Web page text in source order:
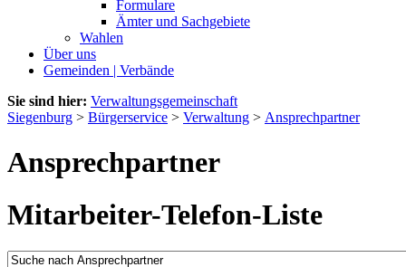
Formulare
Ämter und Sachgebiete
Wahlen
Über uns
Gemeinden | Verbände
Sie sind hier: Verwaltungsgemeinschaft
Siegenburg > Bürgerservice > Verwaltung > Ansprechpartner
Ansprechpartner
Mitarbeiter-Telefon-Liste